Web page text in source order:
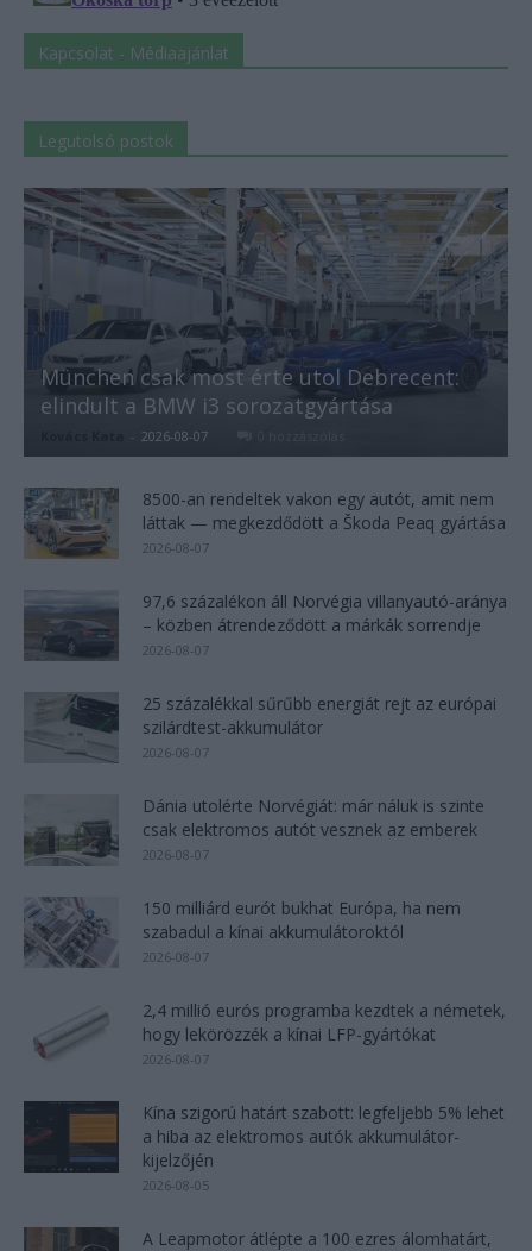
Kapcsolat - Médiaajánlat
Legutolsó postok
München csak most érte utol Debrecent:
elindult a BMW i3 sorozatgyártása
- 2026-08-07
8500-an rendeltek vakon egy autót, amit nem
láttak — megkezdődött a Škoda Peaq gyártása
2026-08-07
97,6 százalékon áll Norvégia villanyautó-aránya
– közben átrendeződött a márkák sorrendje
2026-08-07
25 százalékkal sűrűbb energiát rejt az európai
szilárdtest-akkumulátor
2026-08-07
Dánia utolérte Norvégiát: már náluk is szinte
csak elektromos autót vesznek az emberek
2026-08-07
150 milliárd eurót bukhat Európa, ha nem
szabadul a kínai akkumulátoroktól
2026-08-07
2,4 millió eurós programba kezdtek a németek,
hogy lekörözzék a kínai LFP-gyártókat
2026-08-07
Kína szigorú határt szabott: legfeljebb 5% lehet
a hiba az elektromos autók akkumulátor-
kijelzőjén
2026-08-05
A Leapmotor átlépte a 100 ezres álomhatárt,